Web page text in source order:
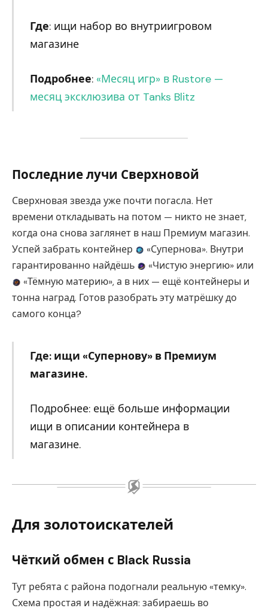
Где: ищи набор во внутриигровом
магазине
Подробнее:«Месяц игр» в Rustore —
месяц эксклюзива от Tanks Blitz
Последние лучи Сверхновой
Сверхновая звезда уже почти погасла. Нет
времени откладывать на потом — никто не знает,
когда она снова заглянет в наш Премиум магазин.
Успей забрать контейнер
«Супернова». Внутри
гарантированно найдёшь
«Чистую энергию» или
«Тёмную материю», а в них — ещё контейнеры и
тонна наград. Готов разобрать эту матрёшку до
самого конца?
Где: ищи «Супернову» в Премиум
магазине.
Подробнее: ещё больше информации
ищи в описании контейнера в
магазине.
Для золотоискателей
Чёткий обмен с Black Russia
Тут ребята с района подогнали реальную «темку».
Схема простая и надёжная: забираешь во